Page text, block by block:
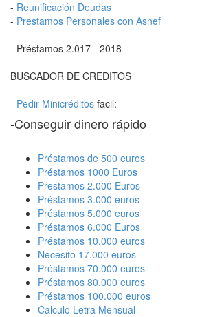
- Reunificación Deudas
- Prestamos Personales con Asnef
- Préstamos 2.017 - 2018
BUSCADOR DE CREDITOS
- Pedir Minicréditos facil:
-Conseguir dinero rápido
Préstamos de 500 euros
Préstamos 1000 Euros
Prestamos 2.000 Euros
Préstamos 3.000 euros
Préstamos 5.000 euros
Préstamos 6.000 Euros
Préstamos 10.000 euros
Necesito 17.000 euros
Préstamos 70.000 euros
Préstamos 80.000 euros
Préstamos 100.000 euros
Calculo Letra Mensual